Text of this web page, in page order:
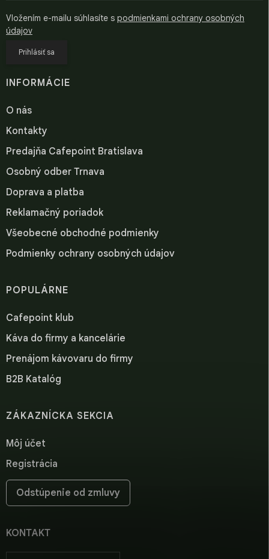
Vložením e-mailu súhlasíte s podmienkami ochrany osobných
údajov
Prihlásiť sa
INFORMÁCIE
O nás
Kontakty
Predajňa Cafepoint Bratislava
Osobný odber Trnava
Doprava a platba
Reklamačný poriadok
Všeobecné obchodné podmienky
Podmienky ochrany osobných údajov
POPULÁRNE
Cafepoint klub
Káva do firmy a kancelárie
Prenájom kávovaru do firmy
B2B Katalóg
ZÁKAZNÍCKA SEKCIA
Môj účet
Registrácia
Odstúpenie od zmluvy
KONTAKT